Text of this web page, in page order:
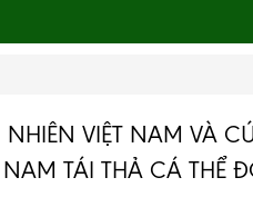
VIỆT NAM VÀ
TÁI THẢ CÁ THỂ